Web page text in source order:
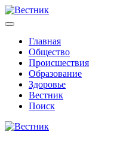
Главная
Общество
Происшествия
Образование
Здоровье
Вестник
Поиск